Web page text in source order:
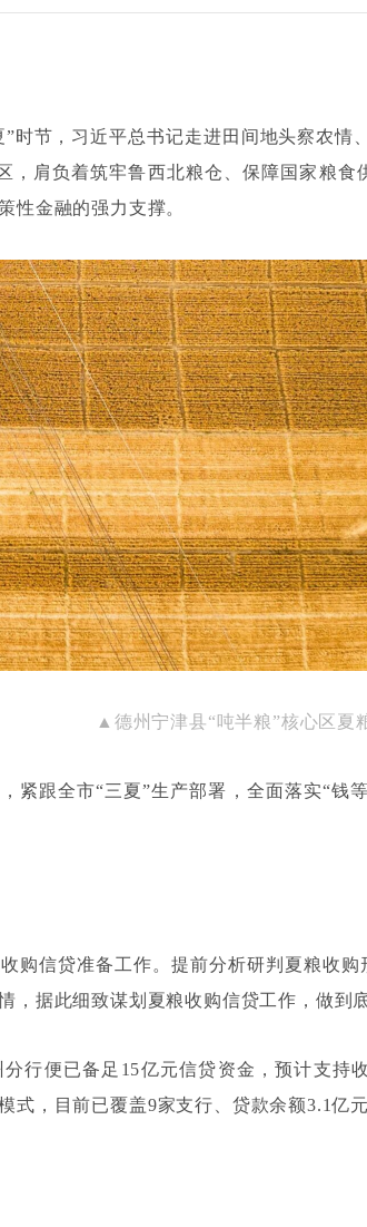
”时节，习近平总书记走进田间地头察农
，肩负着筑牢鲁西北粮仓、保障国家粮
性金融的强力支撑。
▲ 德州宁津县“ 吨半粮”核心区夏
紧跟全市“三夏”生产部署，全面落实“钱
购信贷准备工作。提前分析研判夏粮收
据此细致谋划夏粮收购信贷工作，做到
行便已备足 15亿元信贷资金，预计支持
式，目前已覆盖9家支行、贷款余额3.1亿